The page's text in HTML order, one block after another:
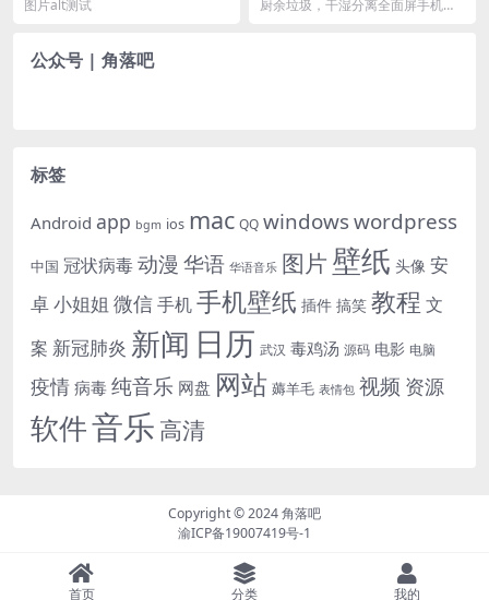
图片alt测试
厨余垃圾，干湿分离全面屏手机壁
公众号 | 角落吧
标签
Android app bgm ios mac QQ windowswordpress
中国 冠状病毒动漫 华语 华语音乐 图片 壁纸 头像 安
卓小姐姐 微信手机手机壁纸 插件 搞笑 教程 文
案 新冠肺炎 新闻 日历 武汉 毒鸡汤 源码 电影 电脑
疫情 病毒 纯音乐 网盘 网站 薅羊毛 表情包 视频 资源
软件音乐 高清
Copyright © 2024角落吧
渝ICP备19007419号-1
首页 分类 我的